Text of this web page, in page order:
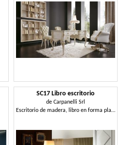
SC17 Libro escritorio
de Carpanelli Srl
Escritorio de madera, libro en forma plana, de estilo clásico